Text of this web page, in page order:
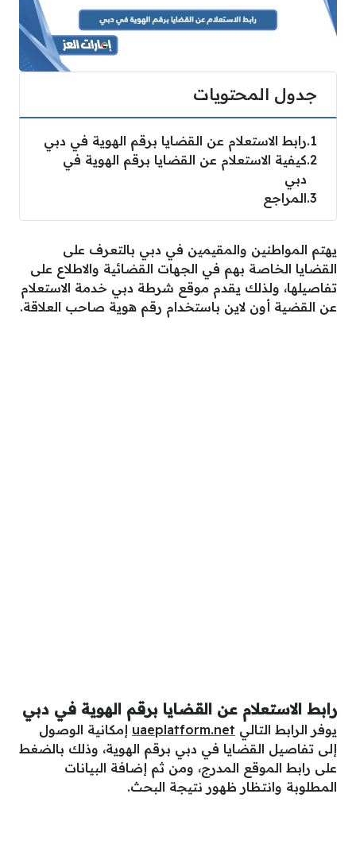
جدول المحتويات
1 رابط الاستعلام عن القضايا برقم الهوية في دبي
2 كيفية الاستعلام عن القضايا برقم الهوية في
دبي
3 المراجع
يهتم المواطنين والمقيمين في دبي بالتعرف على
القضايا الخاصة بهم في الجهات القضائية والاطلاع على
تفاصيلها، ولذلك يقدم موقع شرطة دبي خدمة الاستعلام
عن القضية أون لاين باستخدام رقم هوية صاحب العلاقة.
رابط الاستعلام عن القضايا برقم الهوية في دبي
يوفر الرابط التالي uaeplatform.net إمكانية الوصول
إلى تفاصيل القضايا في دبي برقم الهوية، وذلك بالضغط
على رابط الموقع المدرج، ومن ثم إضافة البيانات
المطلوبة وانتظار ظهور نتيجة البحث.